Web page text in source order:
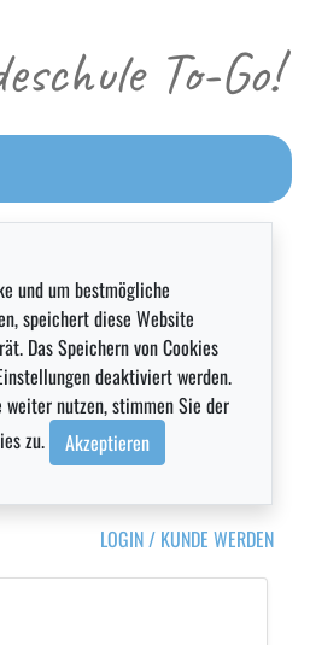
To-Go!
und um bestmögliche
speichert diese Website
Das Speichern von Cookies
deaktiviert werden.
nutzen, stimmen Sie der
zu.
Akzeptieren
LOGIN / KUNDE WERDEN